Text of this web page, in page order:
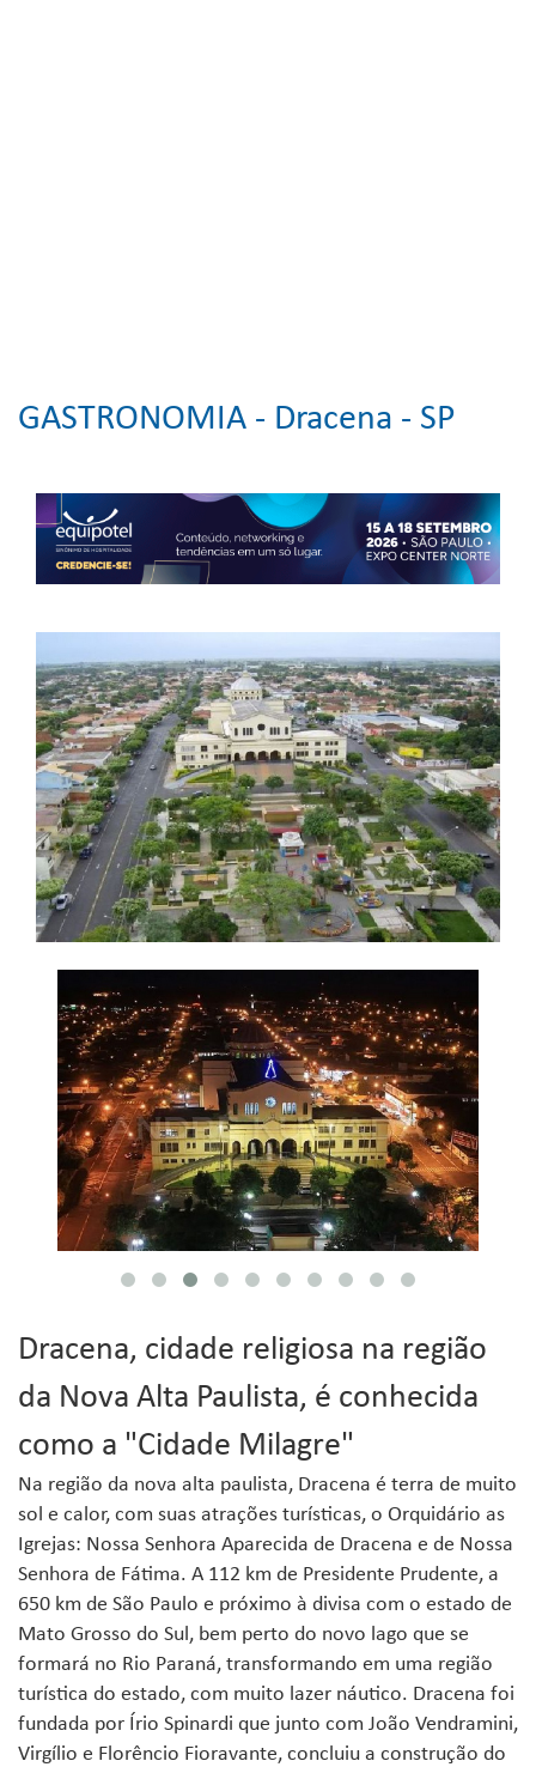
GASTRONOMIA - Dracena - SP
Dracena, cidade religiosa na região
da Nova Alta Paulista, é conhecida
como a "Cidade Milagre"
Na região da nova alta paulista, Dracena é terra de muito
sol e calor, com suas atrações turísticas, o Orquidário as
Igrejas: Nossa Senhora Aparecida de Dracena e de Nossa
Senhora de Fátima. A 112 km de Presidente Prudente, a
650 km de São Paulo e próximo à divisa com o estado de
Mato Grosso do Sul, bem perto do novo lago que se
formará no Rio Paraná, transformando em uma região
turística do estado, com muito lazer náutico. Dracena foi
fundada por Írio Spinardi que junto com João Vendramini,
Virgílio e Florêncio Fioravante, concluiu a construção do